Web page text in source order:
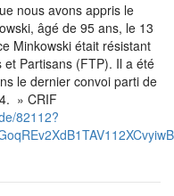
nous avons appris le
âgé de 95 ans, le 13
Minkowski était résistant
Partisans (FTP). Il a été
le dernier convoi parti de
» CRIF
82112?